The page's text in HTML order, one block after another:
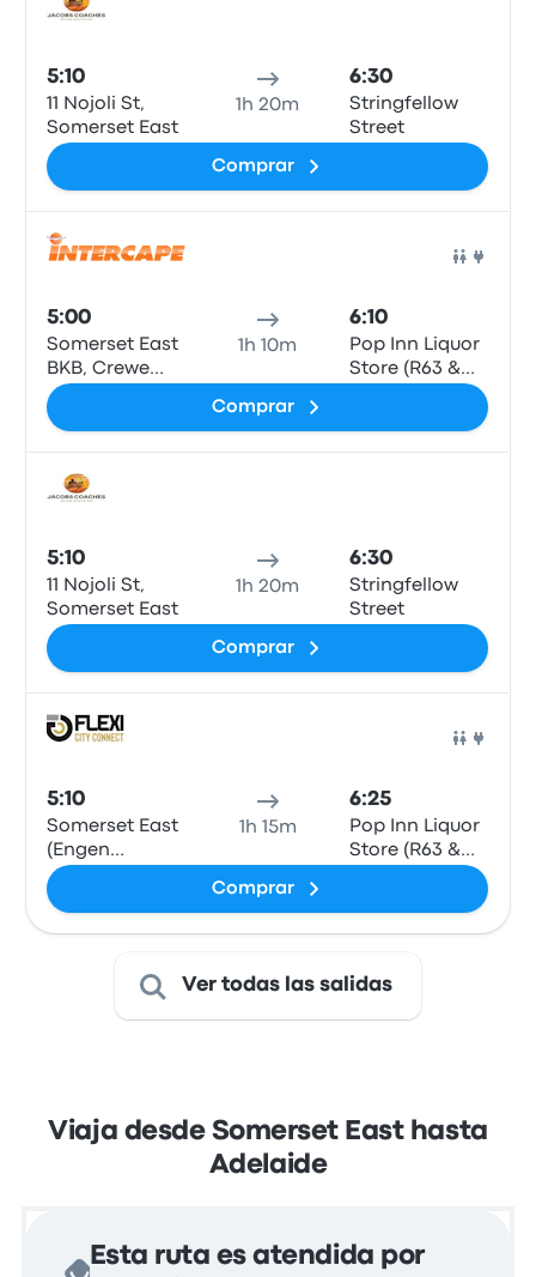
5:10
11 Nojoli St,
Somerset East
1h 20m
6:30
Stringfellow
Street
Comprar
5:00
Somerset East
BKB, Crewe
Browne Av.
1h 10m
6:10
Pop Inn Liquor
Store (R63 &
Stringfellow St)
Comprar
5:10
11 Nojoli St,
Somerset East
1h 20m
6:30
Stringfellow
Street
Comprar
5:10
Somerset East
(Engen
Garage) -
Engen Garage,
1h 15m
6:25
Pop Inn Liquor
Store (R63 &
Stringfellow St)
Comprar
Ver todas las salidas
Viaja desde Somerset East hasta
Adelaide
Esta ruta es atendida por